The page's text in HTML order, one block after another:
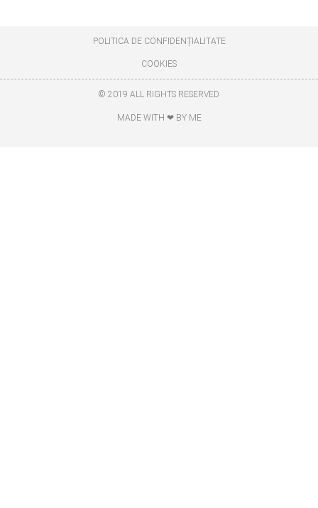
POLITICA DE CONFIDENȚIALITATE
COOKIES
© 2019 ALL RIGHTS RESERVED
MADE WITH ❤ BY ME